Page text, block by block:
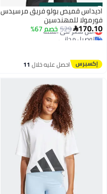
00m:00s
·باقي 100%
اديداس قميص بولو فريق مرسيدس
فورمولا للمهندسين
170.10
529 خصم 67%
أقل سعر في السنة
توصيل مجاني
أقل سعر في السنة
احصل عليه خلال 11